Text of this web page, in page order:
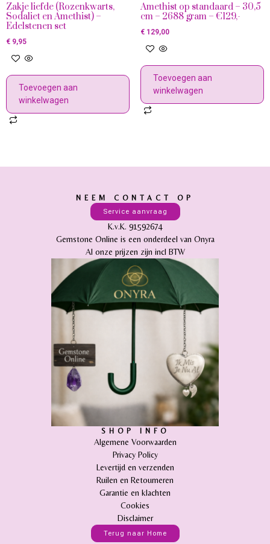
Zakje liefde (Rozenkwarts,
Sodaliet en Amethist) –
Edelstenen set
€ 9,95
Toevoegen aan
winkelwagen
Amethist op standaard – 30,5
cm – 2688 gram – €129,-
€129,00
Toevoegen aan
winkelwagen
NEEM CONTACT OP
Service aanvraag
K.v.K. 91592674
Gemstone Online is een onderdeel van Onyra
Al onze prijzen zijn incl BTW
SHOP INFO
Algemene Voorwaarden
Privacy Policy
Levertijd en verzenden
Ruilen en Retourneren
Garantie en klachten
Cookies
Disclaimer
Terug naar Home